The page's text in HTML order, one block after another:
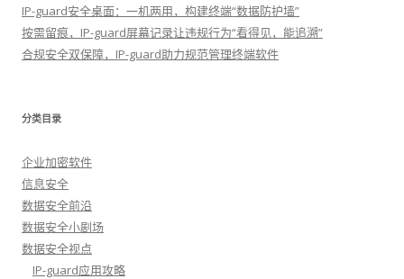
IP-guard安全桌面：一机两用，构建终端“数据防护墙”
按需留痕，IP-guard屏幕记录让违规行为“看得见，能追溯”
合规安全双保障，IP-guard助力规范管理终端软件
分类目录
企业加密软件
信息安全
数据安全前沿
数据安全小剧场
数据安全视点
IP-guard应用攻略